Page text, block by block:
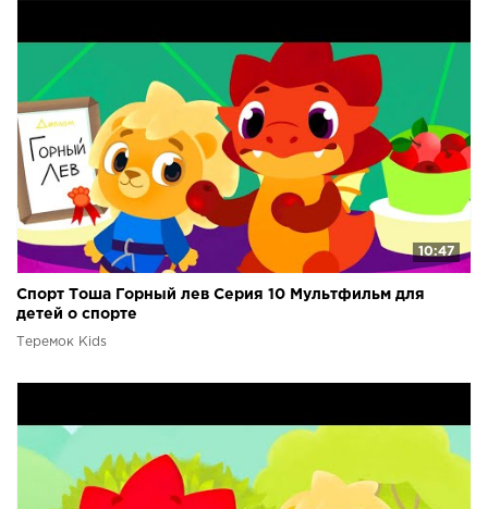
10:47
Спорт Тоша Горный лев Серия 10 Мультфильм для
детей о спорте
Теремок Kids